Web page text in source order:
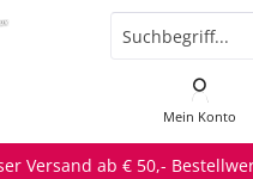
Versand ab € 50,-
Mein Konto